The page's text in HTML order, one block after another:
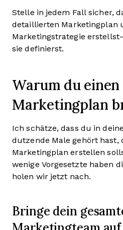
Stelle in jedem Fall sicher,
detaillierten Marketingplan
Marketingstrategie
sie definierst.
Warum du einen
Marketingplan
Ich schätze, dass du in
dutzende Male gehört hast,
Marketingplan erstellen
wenige Vorgesetzte haben
holen wir jetzt nach.
Bringe dein